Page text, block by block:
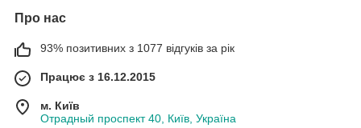
Про нас
93% позитивних з 1077 відгуків за рік
Працює з 16.12.2015
м. Київ
Отрадный проспект 40, Київ, Україна